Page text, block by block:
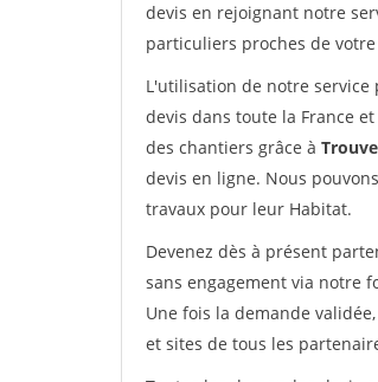
devis en rejoignant notre
particuliers proches de
L'utilisation de notre
devis dans toute la France
des chantiers grâce à
devis en ligne. Nous
travaux pour leur Habitat.
Devenez dès à présent
sans engagement via notre
Une fois la demande
et sites de tous les